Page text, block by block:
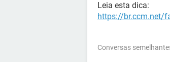
Leia esta dica:
https://br.ccm.net/
Conversas